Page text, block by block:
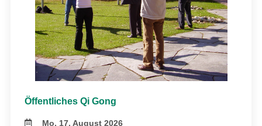
Öffentliches Qi Gong
Mo, 17. August 2026